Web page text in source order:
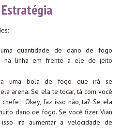
quantidade de dano de fogo
na linha em frente a ele de jeito
uma bola de fogo que irá se
arena. Se ela te tocar, tá com você
Okey, faz isso não, ta? Se ela
dano de fogo. Se você fizer Vian
irá aumentar a velocidade de